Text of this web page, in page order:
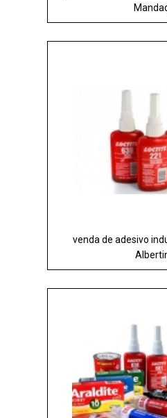
venda de adesivo